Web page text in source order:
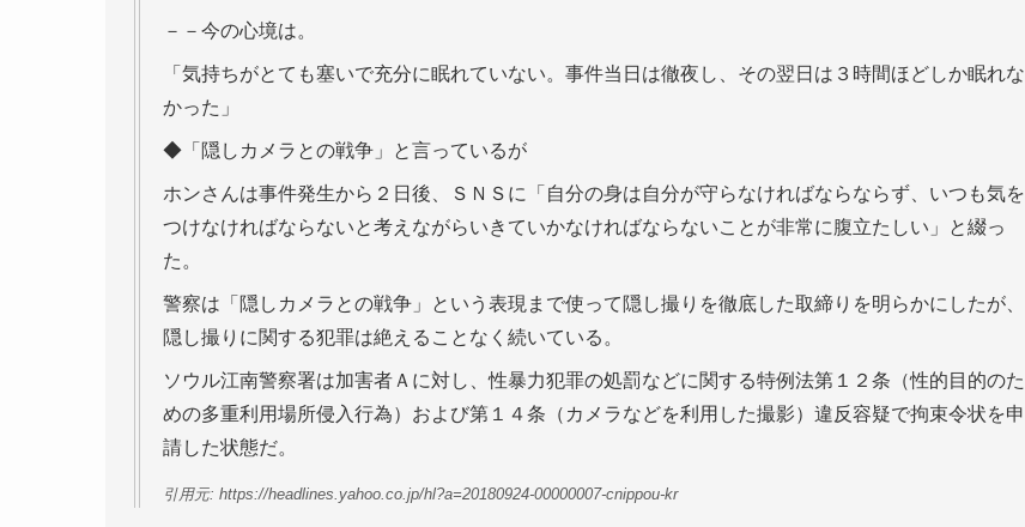
－－今の心境は。
「気持ちがとても塞いで充分に眠れていない。事件当日は徹夜し、その翌日は３時間ほどしか眠れな
かった」
◆「隠しカメラとの戦争」と言っているが
ホンさんは事件発生から２日後、ＳＮＳに「自分の身は自分が守らなければならならず、いつも気を
つけなければならないと考えながらいきていかなければならないことが非常に腹立たしい」と綴っ
た。
警察は「隠しカメラとの戦争」という表現まで使って隠し撮りを徹底した取締りを明らかにしたが、
隠し撮りに関する犯罪は絶えることなく続いている。
ソウル江南警察署は加害者Ａに対し、性暴力犯罪の処罰などに関する特例法第１２条（性的目的のた
めの多重利用場所侵入行為）および第１４条（カメラなどを利用した撮影）違反容疑で拘束令状を申
請した状態だ。
引用元: https://headlines.yahoo.co.jp/hl?a=20180924-00000007-cnippou-kr